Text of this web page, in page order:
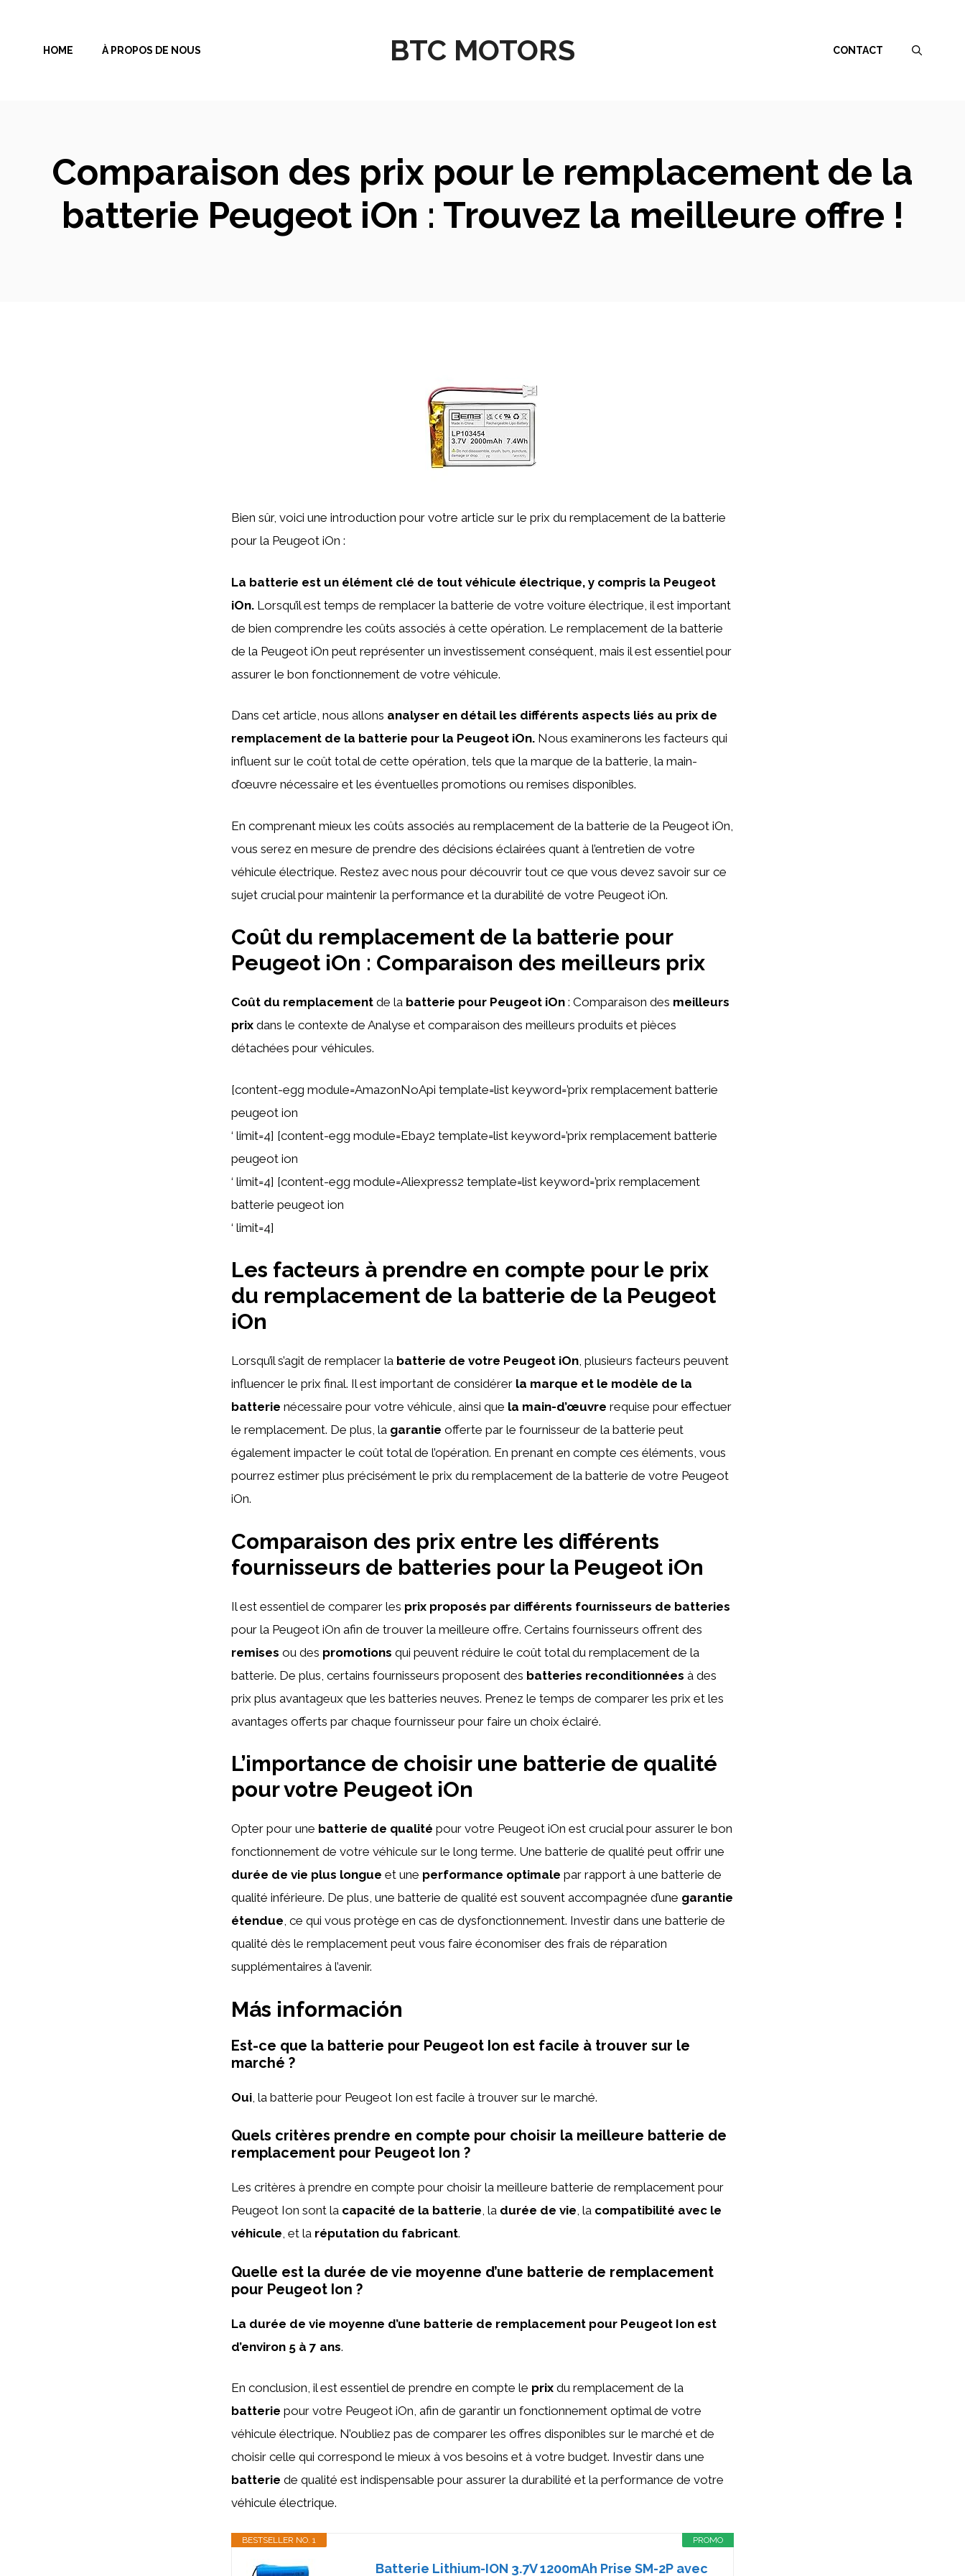
contenu
BTC MOTORS
HOME À PROPOS DE NOUS CONTACT
Comparaison des prix pour le remplacement de la
batterie Peugeot iOn : Trouvez la meilleure offre !
Bien sûr, voici une introduction pour votre article sur le prix du remplacement de la batterie
pour la Peugeot iOn :
La batterie est un élément clé de tout véhicule électrique, y compris la Peugeot
iOn. Lorsqu’il est temps de remplacer la batterie de votre voiture électrique, il est important
de bien comprendre les coûts associés à cette opération. Le remplacement de la batterie
de la Peugeot iOn peut représenter un investissement conséquent, mais il est essentiel pour
assurer le bon fonctionnement de votre véhicule.
Dans cet article, nous allons analyser en détail les différents aspects liés au prix de
remplacement de la batterie pour la Peugeot iOn. Nous examinerons les facteurs qui
influent sur le coût total de cette opération, tels que la marque de la batterie, la main-
d’œuvre nécessaire et les éventuelles promotions ou remises disponibles.
En comprenant mieux les coûts associés au remplacement de la batterie de la Peugeot iOn,
vous serez en mesure de prendre des décisions éclairées quant à l’entretien de votre
véhicule électrique. Restez avec nous pour découvrir tout ce que vous devez savoir sur ce
sujet crucial pour maintenir la performance et la durabilité de votre Peugeot iOn.
Coût du remplacement de la batterie pour
Peugeot iOn : Comparaison des meilleurs prix
Coût du remplacement de la batterie pour Peugeot iOn : Comparaison des meilleurs
prix dans le contexte de Analyse et comparaison des meilleurs produits et pièces
détachées pour véhicules.
[content-egg module=AmazonNoApi template=list keyword=’prix remplacement batterie
peugeot ion
‘ limit=4] [content-egg module=Ebay2 template=list keyword=’prix remplacement batterie
peugeot ion
‘ limit=4] [content-egg module=Aliexpress2 template=list keyword=’prix remplacement
batterie peugeot ion
‘ limit=4]
Les facteurs à prendre en compte pour le prix
du remplacement de la batterie de la Peugeot
iOn
Lorsqu’il s’agit de remplacer la batterie de votre Peugeot iOn, plusieurs facteurs peuvent
influencer le prix final. Il est important de considérer la marque et le modèle de la
batterie nécessaire pour votre véhicule, ainsi que la main-d’œuvre requise pour effectuer
le remplacement. De plus, la garantie offerte par le fournisseur de la batterie peut
également impacter le coût total de l’opération. En prenant en compte ces éléments, vous
pourrez estimer plus précisément le prix du remplacement de la batterie de votre Peugeot
iOn.
Comparaison des prix entre les différents
fournisseurs de batteries pour la Peugeot iOn
Il est essentiel de comparer les prix proposés par différents fournisseurs de batteries
pour la Peugeot iOn afin de trouver la meilleure offre. Certains fournisseurs offrent des
remises ou des promotions qui peuvent réduire le coût total du remplacement de la
batterie. De plus, certains fournisseurs proposent des batteries reconditionnées à des
prix plus avantageux que les batteries neuves. Prenez le temps de comparer les prix et les
avantages offerts par chaque fournisseur pour faire un choix éclairé.
L’importance de choisir une batterie de qualité
pour votre Peugeot iOn
Opter pour une batterie de qualité pour votre Peugeot iOn est crucial pour assurer le bon
fonctionnement de votre véhicule sur le long terme. Une batterie de qualité peut offrir une
durée de vie plus longue et une performance optimale par rapport à une batterie de
qualité inférieure. De plus, une batterie de qualité est souvent accompagnée d’une garantie
étendue, ce qui vous protège en cas de dysfonctionnement. Investir dans une batterie de
qualité dès le remplacement peut vous faire économiser des frais de réparation
supplémentaires à l’avenir.
Más información
Est-ce que la batterie pour Peugeot Ion est facile à trouver sur le
marché ?
Oui , la batterie pour Peugeot Ion est facile à trouver sur le marché.
Quels critères prendre en compte pour choisir la meilleure batterie de
remplacement pour Peugeot Ion ?
Les critères à prendre en compte pour choisir la meilleure batterie de remplacement pour
Peugeot Ion sont la capacité de la batterie, la durée de vie, la compatibilité avec le
véhicule, et la réputation du fabricant.
Quelle est la durée de vie moyenne d’une batterie de remplacement
pour Peugeot Ion ?
La durée de vie moyenne d’une batterie de remplacement pour Peugeot Ion est
d’environ 5 à 7 ans.
En conclusion, il est essentiel de prendre en compte le prix du remplacement de la
batterie pour votre Peugeot iOn, afin de garantir un fonctionnement optimal de votre
véhicule électrique. N’oubliez pas de comparer les offres disponibles sur le marché et de
choisir celle qui correspond le mieux à vos besoins et à votre budget. Investir dans une
batterie de qualité est indispensable pour assurer la durabilité et la performance de votre
véhicule électrique.
PROMO
BESTSELLER NO. 1
Batterie Lithium-ION 3.7V 1200mAh Prise SM-2P avec